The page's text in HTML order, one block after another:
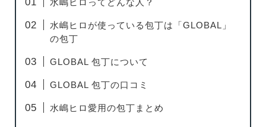
水嶋ヒロってどんな人？
水嶋ヒロが使っている包丁は「GLOBAL」
の包丁
GLOBAL 包丁について
GLOBAL 包丁の口コミ
水嶋ヒロ愛用の包丁まとめ